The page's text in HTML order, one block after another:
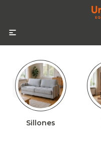

Sillones
Colchones